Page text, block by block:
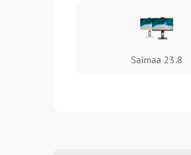
Чистка системы охлаждения
Saimaa 23.8